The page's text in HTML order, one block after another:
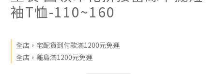
袖T恤-110~160
全店，宅配貨到付款滿1200元免運
全店，離島滿1200元免運